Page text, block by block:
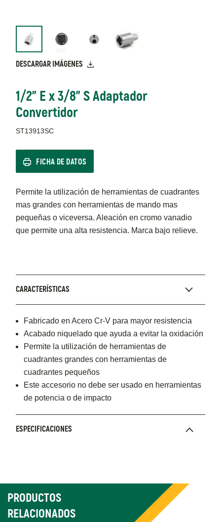
DESCARGAR IMÁGENES
1/2" E x 3/8" S Adaptador
Convertidor
ST13913SC
FICHA DE DATOS
Permite la utilización de herramientas de cuadrantes
mas grandes con herramientas de mando mas
pequeñas o viceversa. Aleación en cromo vanadio
que permite una alta resistencia. Marca bajo relieve.
CARACTERÍSTICAS
Fabricado en Acero Cr-V para mayor resistencia
Acabado niquelado que ayuda a evitar la oxidación
Permite la utilización de herramientas de
cuadrantes grandes con herramientas de
cuadrantes pequeños
Este accesorio no debe ser usado en herramientas
de potencia o de impacto
ESPECIFICACIONES
PRODUCTOS
RELACIONADOS